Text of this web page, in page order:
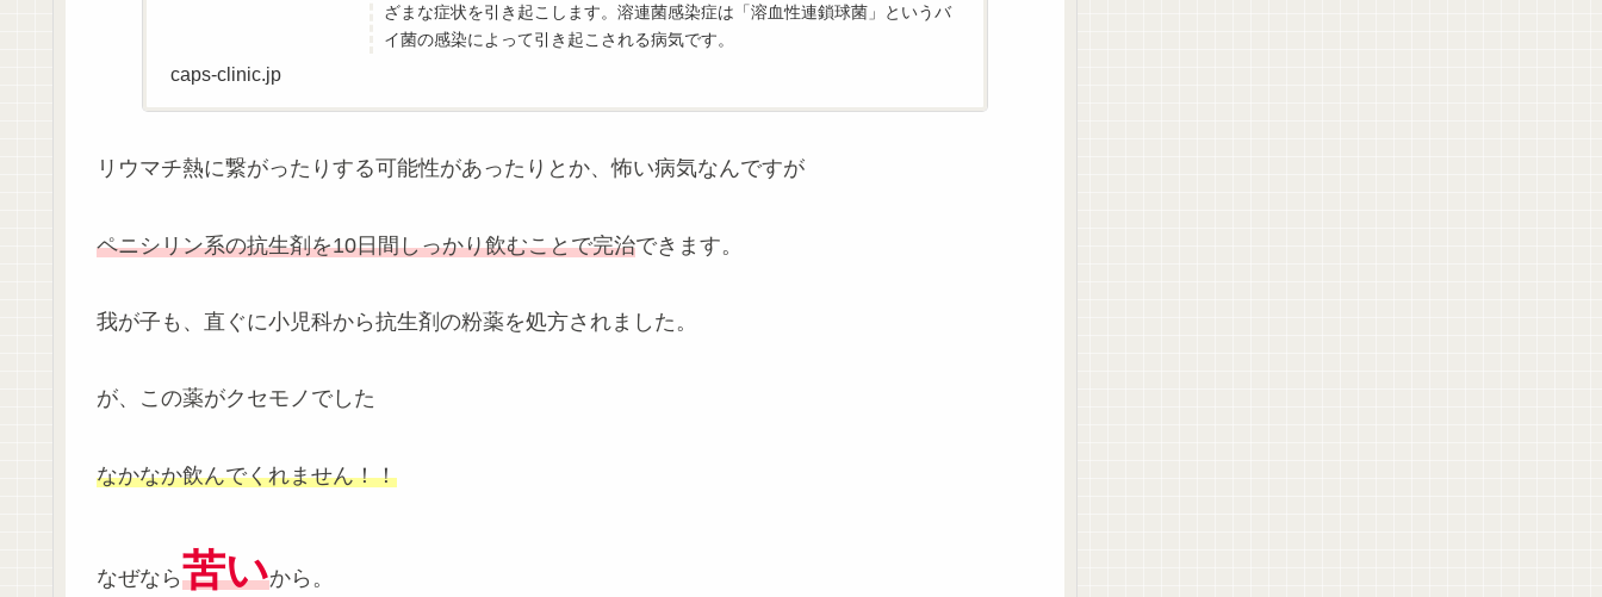
ざまな症状を引き起こします。溶連菌感染症は「溶血性連鎖球菌」というバ
イ菌の感染によって引き起こされる病気です。
caps-clinic.jp
リウマチ熱に繋がったりする可能性があったりとか、怖い病気なんですが
ペニシリン系の抗生剤を10日間しっかり飲むことで完治できます。
我が子も、直ぐに小児科から抗生剤の粉薬を処方されました。
が、この薬がクセモノでした
なかなか飲んでくれません！！
なぜなら苦いから。